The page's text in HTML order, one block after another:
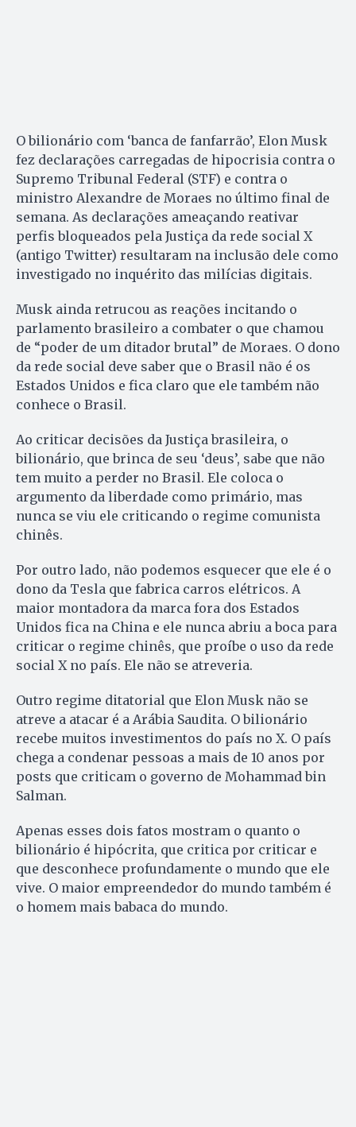
O bilionário com ‘banca de fanfarrão’, Elon Musk
fez declarações carregadas de hipocrisia contra o
Supremo Tribunal Federal (STF) e contra o
ministro Alexandre de Moraes no último final de
semana. As declarações ameaçando reativar
perfis bloqueados pela Justiça da rede social X
(antigo Twitter) resultaram na inclusão dele como
investigado no inquérito das milícias digitais.
Musk ainda retrucou as reações incitando o
parlamento brasileiro a combater o que chamou
de “poder de um ditador brutal” de Moraes. O dono
da rede social deve saber que o Brasil não é os
Estados Unidos e fica claro que ele também não
conhece o Brasil.
Ao criticar decisões da Justiça brasileira, o
bilionário, que brinca de seu ‘deus’, sabe que não
tem muito a perder no Brasil. Ele coloca o
argumento da liberdade como primário, mas
nunca se viu ele criticando o regime comunista
chinês.
Por outro lado, não podemos esquecer que ele é o
dono da Tesla que fabrica carros elétricos. A
maior montadora da marca fora dos Estados
Unidos fica na China e ele nunca abriu a boca para
criticar o regime chinês, que proíbe o uso da rede
social X no país. Ele não se atreveria.
Outro regime ditatorial que Elon Musk não se
atreve a atacar é a Arábia Saudita. O bilionário
recebe muitos investimentos do país no X. O país
chega a condenar pessoas a mais de 10 anos por
posts que criticam o governo de Mohammad bin
Salman.
Apenas esses dois fatos mostram o quanto o
bilionário é hipócrita, que critica por criticar e
que desconhece profundamente o mundo que ele
vive. O maior empreendedor do mundo também é
o homem mais babaca do mundo.